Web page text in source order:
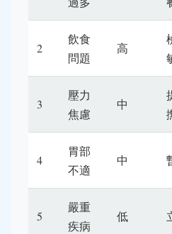
2
飲食
問題
高
3
壓力
焦慮
中
4
胃部
不適
中
5
嚴重
疾病
低